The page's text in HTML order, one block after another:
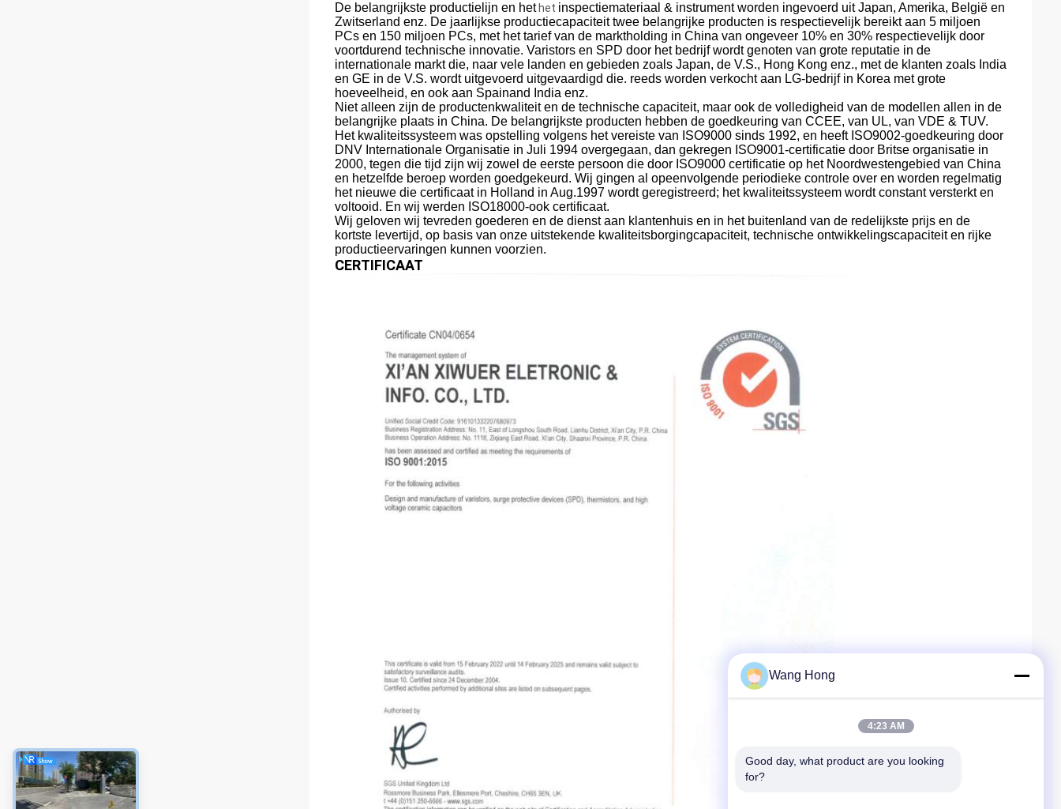
De belangrijkste productielijn en hethet inspectiemateriaal & instrument worden ingevoerd uit Japan, Amerika, België en
Zwitserland enz. De jaarlijkse productiecapaciteit twee belangrijke producten is respectievelijk bereikt aan 5 miljoen
PCs en 150 miljoen PCs, met het tarief van de marktholding in China van ongeveer 10% en 30% respectievelijk door
voortdurend technische innovatie. Varistors en SPD door het bedrijf wordt genoten van grote reputatie in de
internationale markt die, naar vele landen en gebieden zoals Japan, de V.S., Hong Kong enz., met de klanten zoals India
en GE in de V.S. wordt uitgevoerd uitgevaardigd die. reeds worden verkocht aan LG-bedrijf in Korea met grote
hoeveelheid, en ook aan Spainand India enz.
Niet alleen zijn de productenkwaliteit en de technische capaciteit, maar ook de volledigheid van de modellen allen in de
belangrijke plaats in China. De belangrijkste producten hebben de goedkeuring van CCEE, van UL, van VDE & TUV.
Het kwaliteitssysteem was opstelling volgens het vereiste van ISO9000 sinds 1992, en heeft ISO9002-goedkeuring door
DNV Internationale Organisatie in Juli 1994 overgegaan, dan gekregen ISO9001-certificatie door Britse organisatie in
2000, tegen die tijd zijn wij zowel de eerste persoon die door ISO9000 certificatie op het Noordwestengebied van China
en hetzelfde beroep worden goedgekeurd. Wij gingen al opeenvolgende periodieke controle over en worden regelmatig
het nieuwe die certificaat in Holland in Aug.1997 wordt geregistreerd; het kwaliteitssysteem wordt constant versterkt en
voltooid. En wij werden ISO18000-ook certificaat.
Wij geloven wij tevreden goederen en de dienst aan klantenhuis en in het buitenland van de redelijkste prijs en de
kortste levertijd, op basis van onze uitstekende kwaliteitsborgingcapaciteit, technische ontwikkelingscapaciteit en rijke
productieervaringen kunnen voorzien.
CERTIFICAAT
Wang Hong
4:23 AM
Good day, what product are you looking
for?